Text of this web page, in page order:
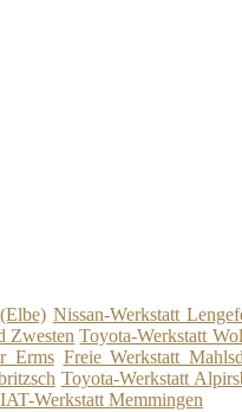
Nissan-Werkstatt
Zwesten Toyota-Werkstatt
Erms Freie Werkstatt
Toyota-Werkstatt
Werkstatt Memmingen